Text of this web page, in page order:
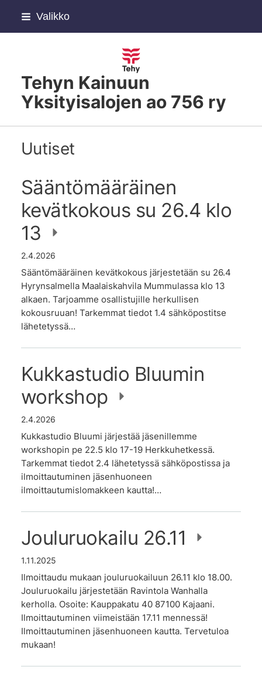
Siirry
Valikko
Tehyn Kainuun
Yksityisalojen ao 756 ry
Uutiset
Sääntömääräinen
kevätkokous su 26.4 klo
13
2.4.2026
Sääntömääräinen kevätkokous järjestetään su 26.4
Hyrynsalmella Maalaiskahvila Mummulassa klo 13
alkaen. Tarjoamme osallistujille herkullisen
kokousruuan! Tarkemmat tiedot 1.4 sähköpostitse
lähetetyssä…
Kukkastudio Bluumin
workshop
2.4.2026
Kukkastudio Bluumi järjestää jäsenillemme
workshopin pe 22.5 klo 17-19 Herkkuhetkessä.
Tarkemmat tiedot 2.4 lähetetyssä sähköpostissa ja
ilmoittautuminen jäsenhuoneen
ilmoittautumislomakkeen kautta!…
Jouluruokailu 26.11
1.11.2025
Ilmoittaudu mukaan jouluruokailuun 26.11 klo 18.00.
Jouluruokailu järjestetään Ravintola Wanhalla
kerholla. Osoite: Kauppakatu 40 87100 Kajaani.
Ilmoittautuminen viimeistään 17.11 mennessä!
Ilmoittautuminen jäsenhuoneen kautta. Tervetuloa
mukaan!